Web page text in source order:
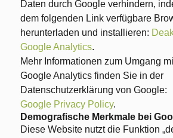
Daten durch Google verhindern,
dem folgenden Link verfügbare
herunterladen und installieren:
Google Analytics.
Mehr Informationen zum Umgang
Google Analytics finden Sie in der
Datenschutzerklärung von Google:
Google Privacy Policy.
Demografische Merkmale bei
Diese Website nutzt die Funktion